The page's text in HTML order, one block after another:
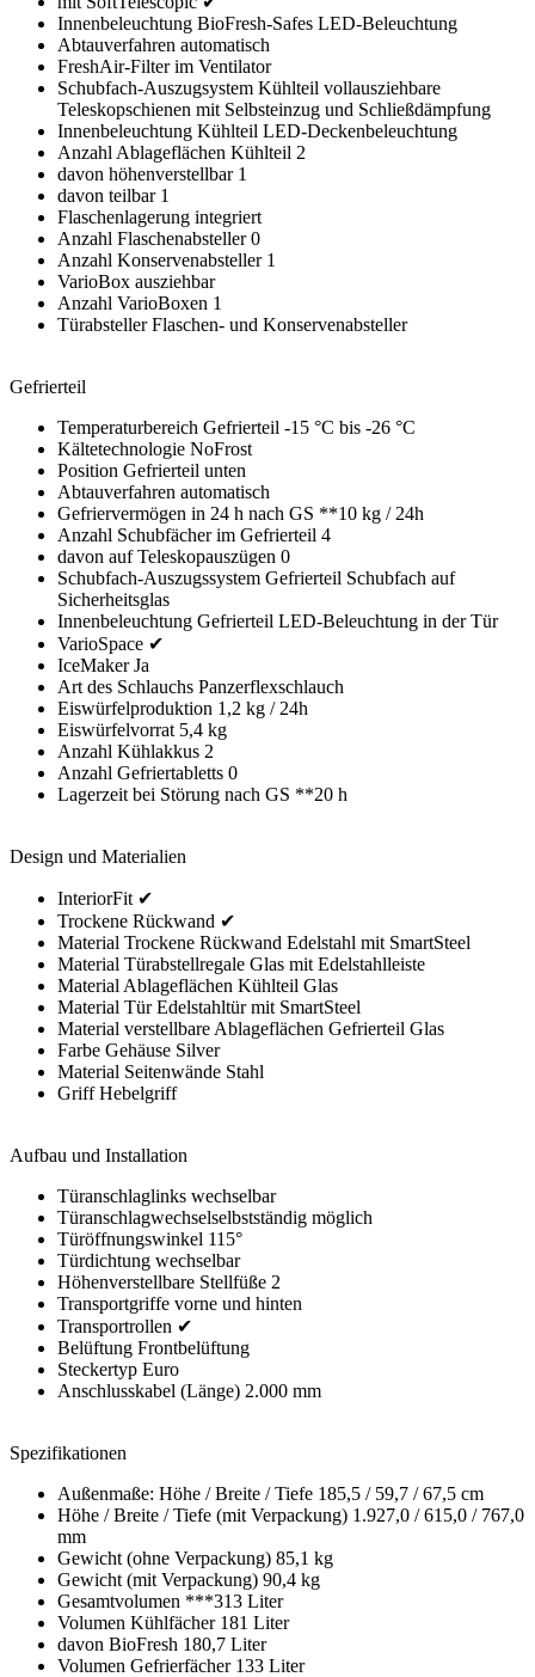
Innenbeleuchtung BioFresh-Safes LED-Beleuchtung
Abtauverfahren automatisch
FreshAir-Filter im Ventilator
Schubfach-Auszugsystem Kühlteil vollausziehbare
Teleskopschienen mit Selbsteinzug und Schließdämpfung
Innenbeleuchtung Kühlteil LED-Deckenbeleuchtung
Anzahl Ablageflächen Kühlteil 2
davon höhenverstellbar 1
davon teilbar 1
Flaschenlagerung integriert
Anzahl Flaschenabsteller 0
Anzahl Konservenabsteller 1
VarioBox ausziehbar
Anzahl VarioBoxen 1
Türabsteller Flaschen- und Konservenabsteller
Gefrierteil
Temperaturbereich Gefrierteil -15 °C bis -26 °C
Kältetechnologie NoFrost
Position Gefrierteil unten
Abtauverfahren automatisch
Gefriervermögen in 24 h nach GS **10 kg / 24h
Anzahl Schubfächer im Gefrierteil 4
davon auf Teleskopauszügen 0
Schubfach-Auszugssystem Gefrierteil Schubfach auf
Sicherheitsglas
Innenbeleuchtung Gefrierteil LED-Beleuchtung in der Tür
VarioSpace ✔
IceMaker Ja
Art des Schlauchs Panzerflexschlauch
Eiswürfelproduktion 1,2 kg / 24h
Eiswürfelvorrat 5,4 kg
Anzahl Kühlakkus 2
Anzahl Gefriertabletts 0
Lagerzeit bei Störung nach GS **20 h
Design und Materialien
InteriorFit ✔
Trockene Rückwand ✔
Material Trockene Rückwand Edelstahl mit SmartSteel
Material Türabstellregale Glas mit Edelstahlleiste
Material Ablageflächen Kühlteil Glas
Material Tür Edelstahltür mit SmartSteel
Material verstellbare Ablageflächen Gefrierteil Glas
Farbe Gehäuse Silver
Material Seitenwände Stahl
Griff Hebelgriff
Aufbau und Installation
Türanschlaglinks wechselbar
Türanschlagwechselselbstständig möglich
Türöffnungswinkel 115°
Türdichtung wechselbar
Höhenverstellbare Stellfüße 2
Transportgriffe vorne und hinten
Transportrollen ✔
Belüftung Frontbelüftung
Steckertyp Euro
Anschlusskabel (Länge) 2.000 mm
Spezifikationen
Außenmaße: Höhe / Breite / Tiefe 185,5 / 59,7 / 67,5 cm
Höhe / Breite / Tiefe (mit Verpackung) 1.927,0 / 615,0 / 767,0
mm
Gewicht (ohne Verpackung) 85,1 kg
Gewicht (mit Verpackung) 90,4 kg
Gesamtvolumen ***313 Liter
Volumen Kühlfächer 181 Liter
davon BioFresh 180,7 Liter
Volumen Gefrierfächer 133 Liter